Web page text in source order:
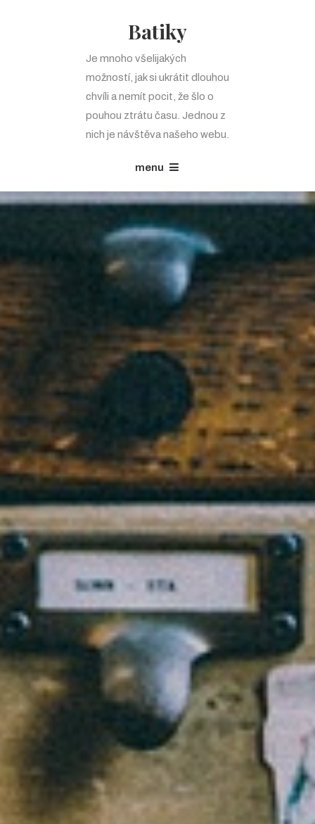
Batiky
Je mnoho všelijakých
možností, jak si ukrátit dlouhou
chvíli a nemít pocit, že šlo o
pouhou ztrátu času. Jednou z
nich je návštěva našeho webu.
menu